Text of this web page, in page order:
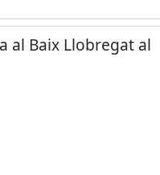
d’assassinat a un carrer